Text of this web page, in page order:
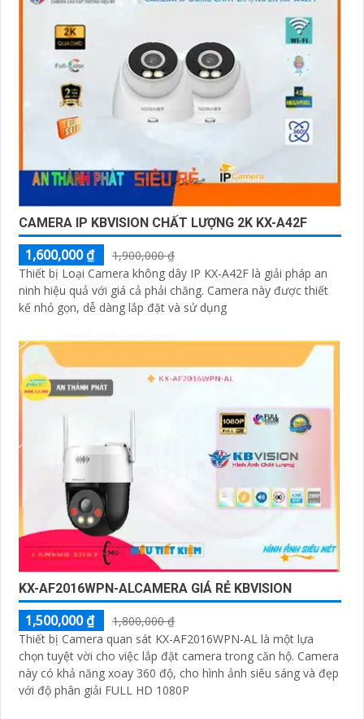
CAMERA IP KBVISION CHẤT LƯỢNG 2K KX-A42F
1,600,000 ₫
1,900,000 ₫
Thiết bị Loại Camera không dây IP KX-A42F là giải pháp an
ninh hiệu quả với giá cả phải chăng. Camera này được thiết
kế nhỏ gọn, dễ dàng lắp đặt và sử dụng
KX-AF2016WPN-ALCAMERA GIÁ RẺ KBVISION
1,500,000 ₫
1,800,000 ₫
Thiết bị Camera quan sát KX-AF2016WPN-AL là một lựa
chọn tuyệt vời cho việc lắp đặt camera trong căn hộ. Camera
này có khả năng xoay 360 độ, cho hình ảnh siêu sáng và đẹp
với độ phân giải FULL HD 1080P